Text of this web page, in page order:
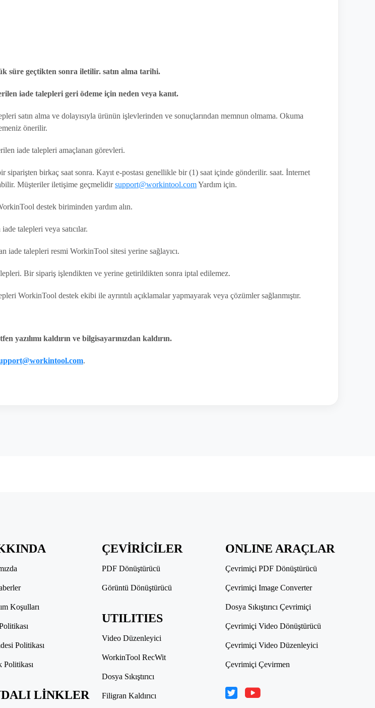
süre geçtikten sonra iletilir. satın alma tarihi.
iade talepleri geri ödeme için neden veya kanıt.
satın alma ve dolayısıyla ürünün işlevlerinden ve sonuçlarından memnun olmama. Okuma
önerilir.
iade talepleri amaçlanan görevleri.
siparişten birkaç saat sonra. Kayıt e-postası genellikle bir (1) saat içinde gönderilir. saat. İnternet
Müşteriler iletişime geçmelidirsupport@workintool.comYardım için.
destek biriminden yardım alın.
talepleri veya satıcılar.
iade talepleri resmi WorkinTool sitesi yerine sağlayıcı.
Bir sipariş işlendikten ve yerine getirildikten sonra iptal edilemez.
WorkinTool destek ekibi ile ayrıntılı açıklamalar yapmayarak veya çözümler sağlanmıştır.
yazılımı kaldırın ve bilgisayarınızdan kaldırın.
.
Koşulları
Politikası
LİNKLER
ÇEVİRİCİLER
PDF Dönüştürücü
Görüntü Dönüştürücü
UTILITIES
Video Düzenleyici
WorkinTool RecWit
Dosya Sıkıştırıcı
Filigran Kaldırıcı
ONLINE ARAÇLAR
Çevrimiçi PDF Dönüştürücü
Çevrimiçi Image Converter
Dosya Sıkıştırıcı Çevrimiçi
Çevrimiçi Video Dönüştürücü
Çevrimiçi Video Düzenleyici
Çevrimiçi Çevirmen